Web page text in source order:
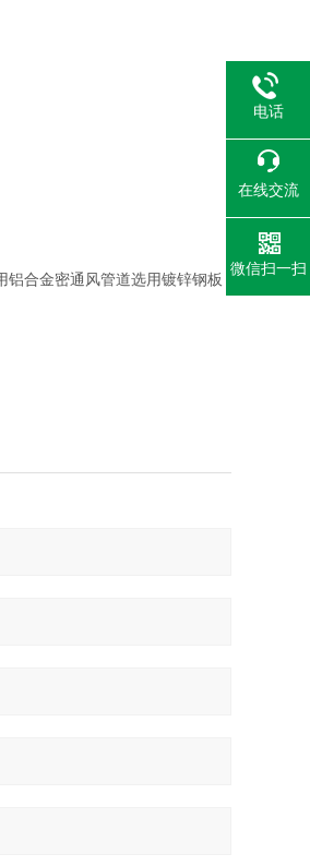
合金密通风管道选用镀锌钢板
电话
在线交流
微信扫一扫